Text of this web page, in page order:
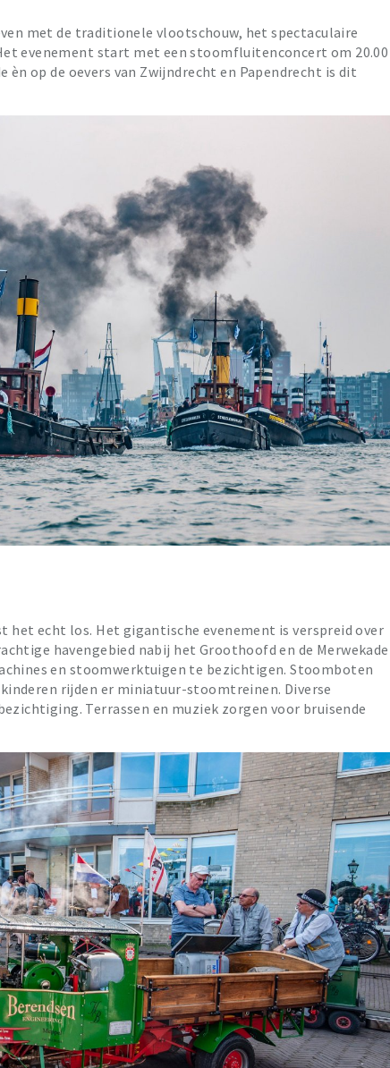
met de traditionele vlootschouw, het spectaculaire
evenement start met een stoomfluitenconcert om 20.00
èn op de oevers van Zwijndrecht en Papendrecht is dit
het echt los. Het gigantische evenement is verspreid over
havengebied nabij het Groothoofd en de Merwekade
en stoomwerktuigen te bezichtigen. Stoomboten
rijden er miniatuur-stoomtreinen. Diverse
Terrassen en muziek zorgen voor bruisende